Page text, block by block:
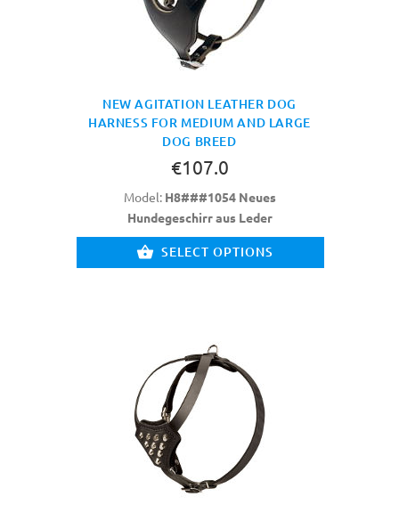
NEW AGITATION LEATHER DOG
HARNESS FOR MEDIUM AND LARGE
DOG BREED
€107.0
Model: H8###1054 Neues
Hundegeschirr aus Leder
SELECT OPTIONS